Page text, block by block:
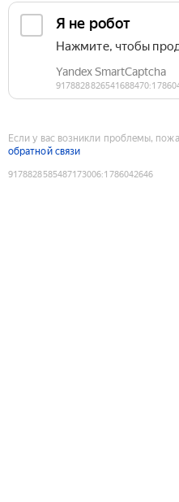
Если у вас возникли проблемы,
обратной связи
9178828585487173006:1786042646